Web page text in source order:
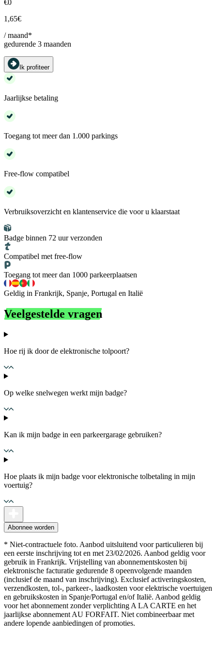
€0
1,65€
/ maand*
gedurende 3 maanden
Ik profiteer
Jaarlijkse betaling
Toegang tot meer dan 1.000 parkings
Free-flow compatibel
Verbruiksoverzicht en klantenservice die voor u klaarstaat
Badge binnen 72 uur verzonden
Compatibel met free-flow
Toegang tot meer dan 1000 parkeerplaatsen
Geldig in Frankrijk, Spanje, Portugal en Italië
Veelgestelde vragen
Hoe rij ik door de elektronische tolpoort?
Op welke snelwegen werkt mijn badge?
Kan ik mijn badge in een parkeergarage gebruiken?
Hoe plaats ik mijn badge voor elektronische tolbetaling in mijn
voertuig?
Abonnee worden
* Niet-contractuele foto. Aanbod uitsluitend voor particulieren bij
een eerste inschrijving tot en met 23/02/2026. Aanbod geldig voor
gebruik in Frankrijk. Vrijstelling van abonnementskosten bij
elektronische facturatie gedurende 8 opeenvolgende maanden
(inclusief de maand van inschrijving). Exclusief activeringskosten,
verzendkosten, tol-, parkeer-, laadkosten voor elektrische voertuigen
en gebruikskosten in Spanje/Portugal en/of Italië. Aanbod geldig
voor het abonnement zonder verplichting A LA CARTE en het
jaarlijkse abonnement AU FORFAIT. Niet combineerbaar met
andere lopende aanbiedingen of promoties.